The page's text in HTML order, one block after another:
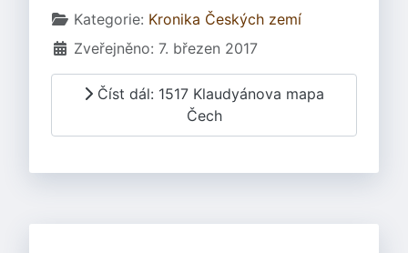
Základní údaje
Kategorie: Kronika Českých zemí
Zveřejněno: 7. březen 2017
Číst dál: 1517 Klaudyánova mapa
Čech